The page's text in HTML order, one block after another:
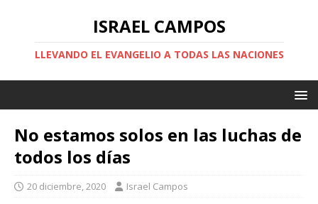
ISRAEL CAMPOS
LLEVANDO EL EVANGELIO A TODAS LAS NACIONES
No estamos solos en las luchas de
todos los días
20 diciembre, 2020 Israel Campos